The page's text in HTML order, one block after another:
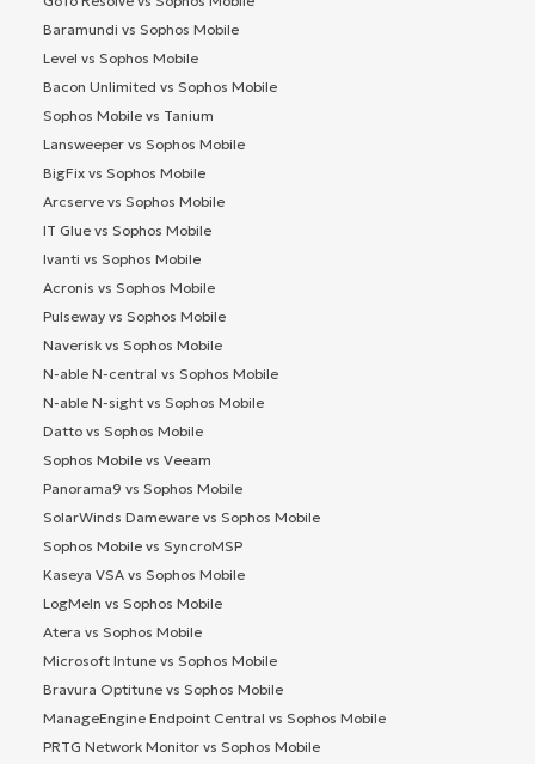
Baramundi vs Sophos Mobile
Level vs Sophos Mobile
Bacon Unlimited vs Sophos Mobile
Sophos Mobile vs Tanium
Lansweeper vs Sophos Mobile
BigFix vs Sophos Mobile
Arcserve vs Sophos Mobile
IT Glue vs Sophos Mobile
Ivanti vs Sophos Mobile
Acronis vs Sophos Mobile
Pulseway vs Sophos Mobile
Naverisk vs Sophos Mobile
N-able N-central vs Sophos Mobile
N-able N-sight vs Sophos Mobile
Datto vs Sophos Mobile
Sophos Mobile vs Veeam
Panorama9 vs Sophos Mobile
SolarWinds Dameware vs Sophos Mobile
Sophos Mobile vs SyncroMSP
Kaseya VSA vs Sophos Mobile
LogMeIn vs Sophos Mobile
Atera vs Sophos Mobile
Microsoft Intune vs Sophos Mobile
Bravura Optitune vs Sophos Mobile
ManageEngine Endpoint Central vs Sophos Mobile
PRTG Network Monitor vs Sophos Mobile